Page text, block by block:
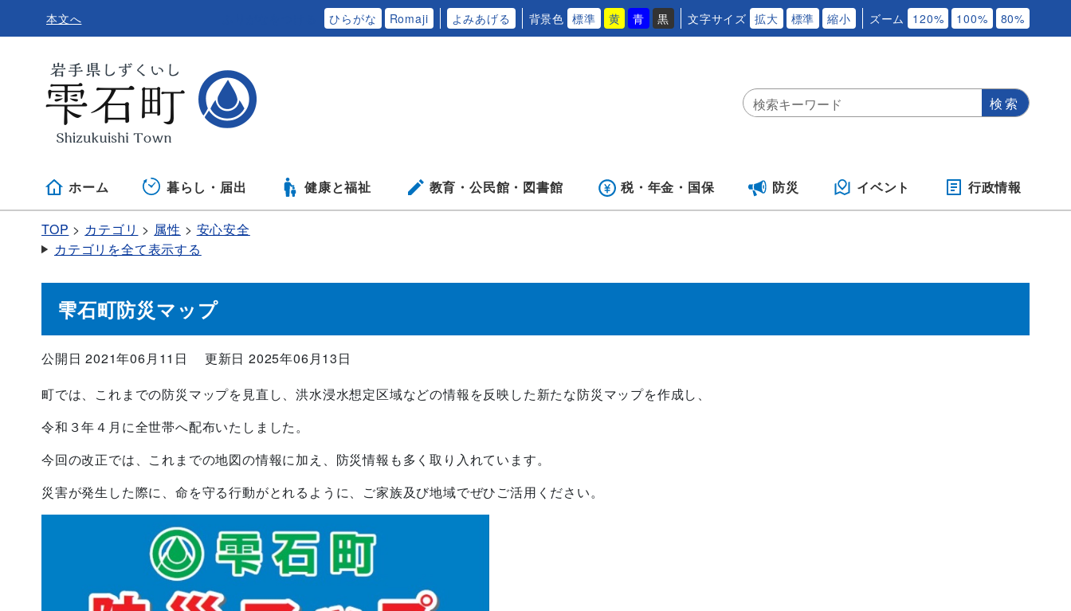
本文へ ひらがな Romaji よみあげる 背景色 標準 黄 青 黒 文字サイズ 拡大 標準 縮小 ズーム 120% 100% 80%
ホーム 暮らし・届出 健康と福祉 教育・公民館・ 図書館 税・年金・ 国保 防災 イベント 行政情報
TOP カテゴリ 属性
安心安全
カテゴリを全て表示する
雫石町防災マップ
公開日 2021年06月11日
更新日 2025年06月13日
町では、これまでの防災マップを見直し、洪水浸水想定区域などの情報を反映した新たな防災マップを作成し、
令和３年４月に全世帯へ配布いたしました。
今回の改正では、これまでの地図の情報に加え、防災情報も多く取り入れています。
災害が発生した際に、命を守る行動がとれるように、ご家族及び地域でぜひご活用ください。